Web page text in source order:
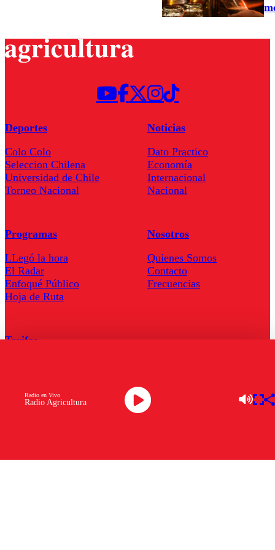
Radio Agricultura
Radio en Vivo
Deportes
Colo Colo
Seleccion Chilena
Universidad de Chile
Torneo Nacional
Noticias
Dato Practico
Economía
Internacional
Nacional
Programas
LLegó la hora
El Radar
Enfoqué Público
Hoja de Ruta
Nosotros
Quienes Somos
Contacto
Frecuencias
Tarifas
Descarga la APP